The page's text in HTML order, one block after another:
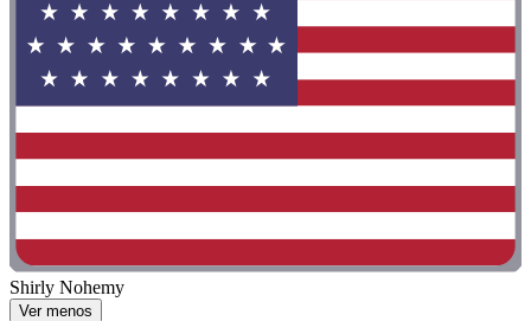
Shirly Nohemy
Ver menos